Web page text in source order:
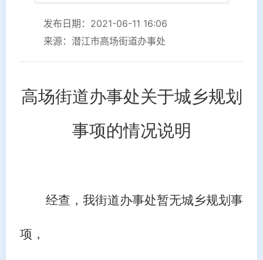
发布日期：2021-06-11 16:06
来源：潜江市高场街道办事处
高场街道办事处关于城乡规划
事项的情况说明
经查，我街道办事处暂无城乡规划事
项，